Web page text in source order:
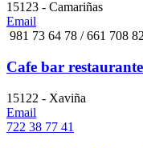
15123 - Camariñas
Email
981 73 64 78 / 661 708
Cafe bar
15122 - Xaviña
Email
722 38 77 41